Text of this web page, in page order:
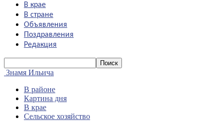
В крае
В стране
Объявления
Поздравления
Редакция
Знамя Ильича
В районе
Картина дня
В крае
Сельское хозяйство